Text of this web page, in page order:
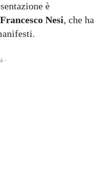
è
Francesco Nesi, che ha
-